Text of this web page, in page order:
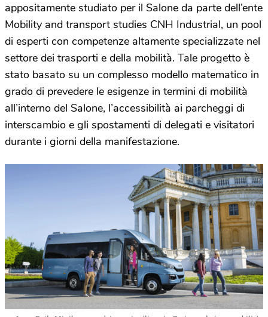
appositamente studiato per il Salone da parte dell’ente
Mobility and transport studies CNH Industrial, un pool
di esperti con competenze altamente specializzate nel
settore dei trasporti e della mobilità. Tale progetto è
stato basato su un complesso modello matematico in
grado di prevedere le esigenze in termini di mobilità
all’interno del Salone, l’accessibilità ai parcheggi di
interscambio e gli spostamenti di delegati e visitatori
durante i giorni della manifestazione.